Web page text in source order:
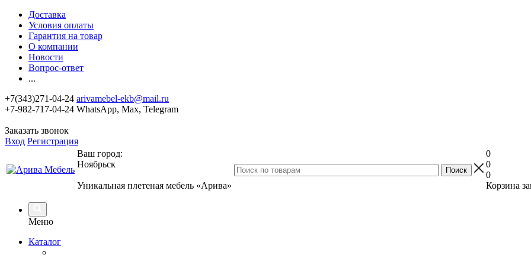
Доставка
Условия оплаты
Гарантия на товар
О компании
Новости
Вопрос-ответ
...
+7(343)271-04-24 arivamebel-ekb@mail.ru
+7-982-717-04-24 WhatsApp, Max, Telegram
Заказать звонок
Вход Регистрация
Ваш город:
Ноябрьск
Уникальная плетеная мебель «Арива»
0
0
0
Корзина
Меню
Каталог